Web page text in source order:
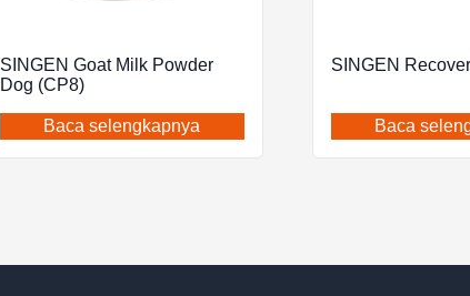
SINGEN Goat Milk Powder
Dog (CP8)
Baca selengkapnya
SINGEN
Baca